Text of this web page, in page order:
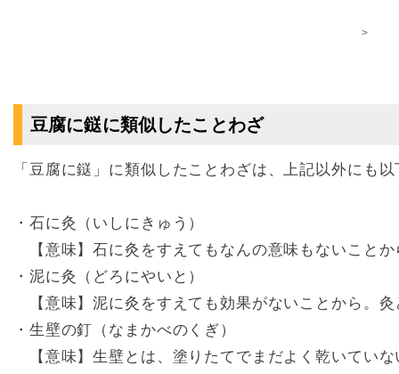
>
豆腐に鎹に類似したことわざ
「豆腐に鎹」に類似したことわざは、上記以外にも
・石に灸（いしにきゅう）
【意味】石に灸をすえてもなんの意味もないこと
・泥に灸（どろにやいと）
【意味】泥に灸をすえても効果がないことから。
・生壁の釘（なまかべのくぎ）
【意味】生壁とは、塗りたてでまだよく乾いてい